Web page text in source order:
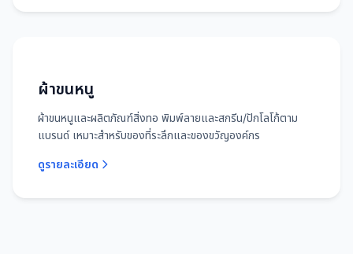
ผ้าขนหนู
ผ้าขนหนูและผลิตภัณฑ์สิ่งทอ พิมพ์ลายและสกรีน/ปักโลโก้ตาม
แบรนด์ เหมาะสำหรับของที่ระลึกและของขวัญองค์กร
ดูรายละเอียด